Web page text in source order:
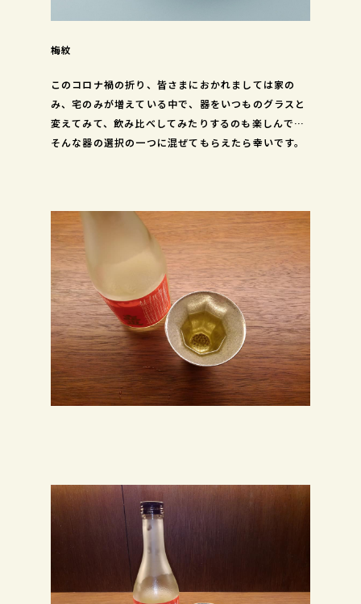
梅紋
このコロナ禍の折り、皆さまにおかれましては家の
み、宅のみが増えている中で、器をいつものグラスと
変えてみて、飲み比べしてみたりするのも楽しんでい
る方もいらっしゃると思います。
そんな器の選択の一つに混ぜてもらえたら幸いです。